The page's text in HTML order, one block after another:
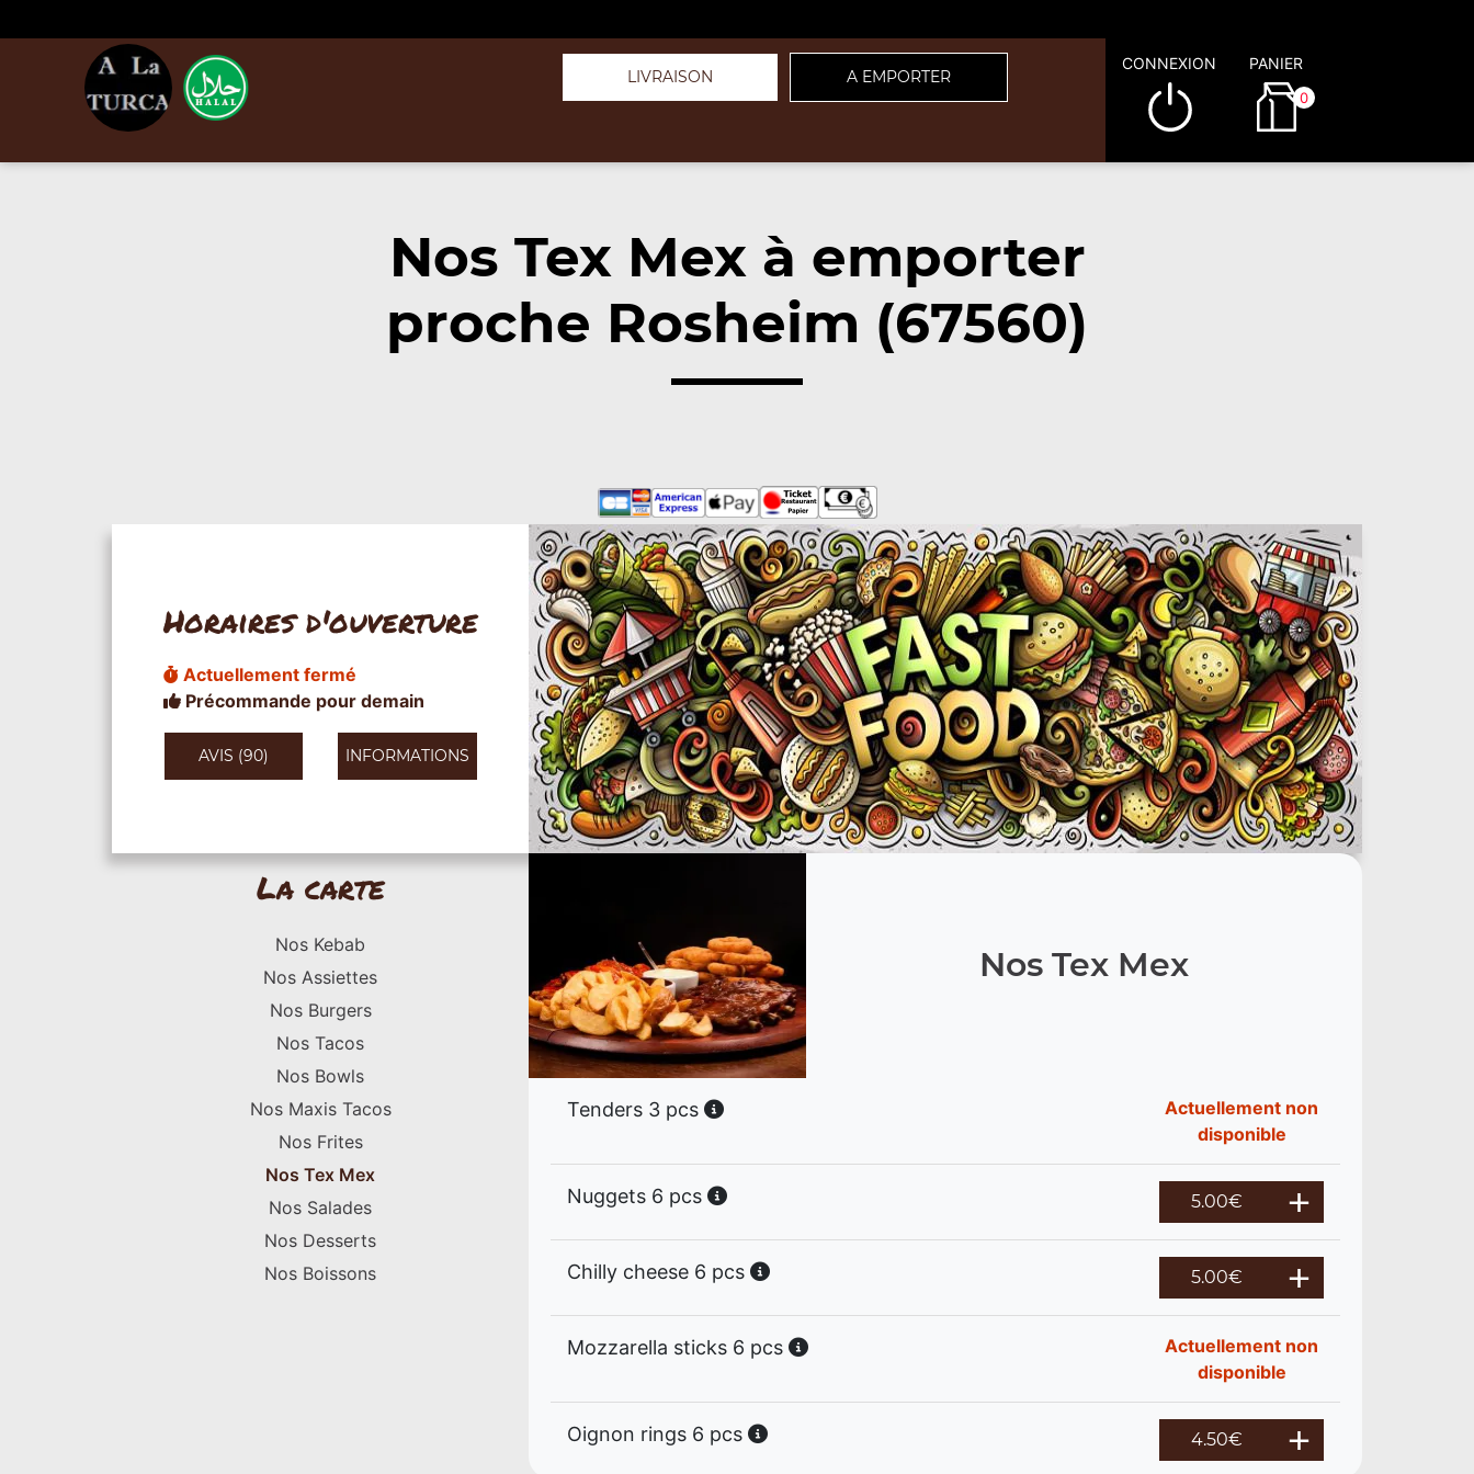
LIVRAISON A EMPORTER
CONNEXION PANIER
0
Nos Tex Mex à emporter
proche Rosheim (67560)
Horaires d'ouverture
Actuellement fermé
Précommande pour demain
AVIS (90) INFORMATIONS
La carte
Nos Kebab
Nos Assiettes
Nos Burgers
Nos Tacos
Nos Bowls
Nos Maxis Tacos
Nos Frites
Nos Tex Mex
Nos Salades
Nos Desserts
Nos Boissons
Nos Tex Mex
Tenders 3 pcs
Actuellement non
disponible
Nuggets 6 pcs 5.00€
Chilly cheese 6 pcs 5.00€
Mozzarella sticks 6 pcs
Actuellement non
disponible
Oignon rings 6 pcs 4.50€